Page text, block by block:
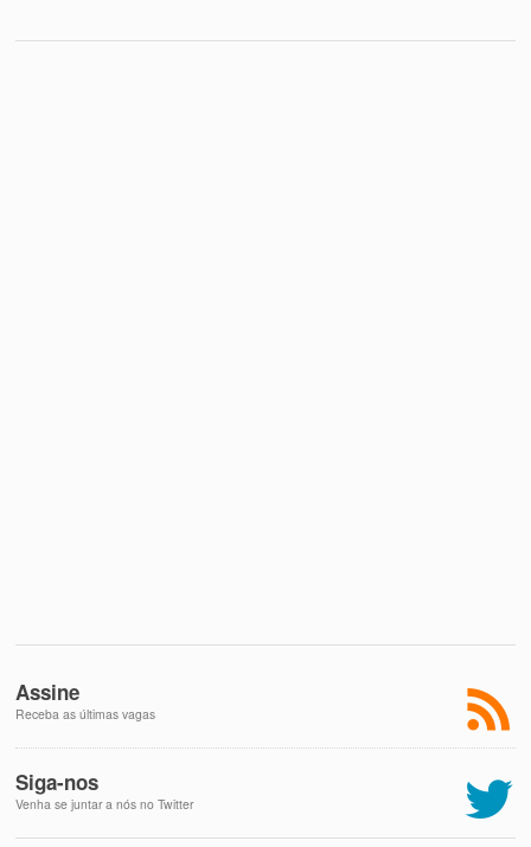
Assine
Receba as últimas vagas
Siga-nos
Venha se juntar a nós no Twitter